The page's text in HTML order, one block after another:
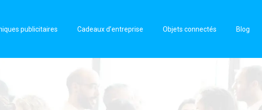
publicitaires Cadeaux d’entreprise Objets connectés Blog